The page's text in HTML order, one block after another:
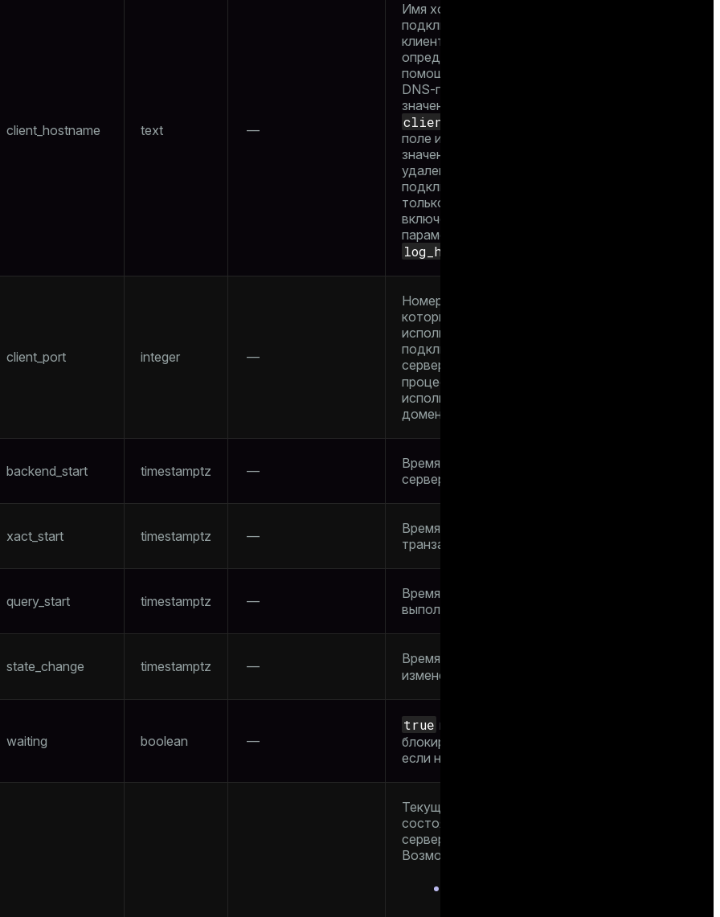
client_hostname text —
Имя хоста
подключенного
клиента,
определенное с
помощью обратного
DNS-поиска по
значению
client_addr
поле имеет ненулевое
значение только для
удаленных
подключений и
только при
включенном
параметре
log_hostname
client_port integer —
Номер TCP-порта,
который клиент
использует для
подключения к этому
серверному
процессу;
используется сокет
домена Unix
backend_start timestamptz —
Время запуска
серверного процесса
xact_start timestamptz —
Время начала
транзакции
query_start timestamptz —
Время начала
выполнения запроса
state_change timestamptz —
Время последнего
изменения
waiting boolean —
true при ожидании
блокировки;
если не ожидает
Текущее общее
состояние этого
серверного процесса.
Возможные значения: